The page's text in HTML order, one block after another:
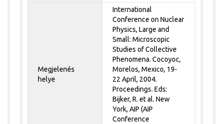
Megjelenés
helye
International
Conference on Nuclear
Physics, Large and
Small: Microscopic
Studies of Collective
Phenomena. Cocoyoc,
Morelos, Mexico, 19-
22 April, 2004.
Proceedings. Eds:
Bijker, R. et al. New
York, AIP (AIP
Conference